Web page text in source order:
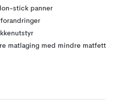
stick panner
matlaging med mindre matfett